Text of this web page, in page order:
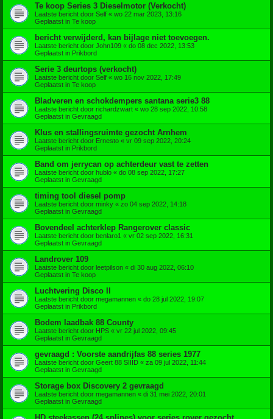
Te koop Series 3 Dieselmotor (Verkocht)
Laatste bericht door Self « wo 22 mar 2023, 13:16
Geplaatst in Te koop
bericht verwijderd, kan bijlage niet toevoegen.
Laatste bericht door John109 « do 08 dec 2022, 13:53
Geplaatst in Prikbord
Serie 3 deurtops (verkocht)
Laatste bericht door Self « wo 16 nov 2022, 17:49
Geplaatst in Te koop
Bladveren en schokdempers santana serie3 88
Laatste bericht door richardzwart « wo 28 sep 2022, 10:58
Geplaatst in Gevraagd
Klus en stallingsruimte gezocht Arnhem
Laatste bericht door Ernesto « vr 09 sep 2022, 20:24
Geplaatst in Prikbord
Band om jerrycan op achterdeur vast te zetten
Laatste bericht door hublo « do 08 sep 2022, 17:27
Geplaatst in Gevraagd
timing tool diesel pomp
Laatste bericht door minky « zo 04 sep 2022, 14:18
Geplaatst in Gevraagd
Bovendeel achterklep Rangerover classic
Laatste bericht door benlaro1 « vr 02 sep 2022, 16:31
Geplaatst in Gevraagd
Landrover 109
Laatste bericht door leetpilson « di 30 aug 2022, 06:10
Geplaatst in Te koop
Luchtvering Disco II
Laatste bericht door megamannen « do 28 jul 2022, 19:07
Geplaatst in Prikbord
Bodem laadbak 88 County
Laatste bericht door HPS « vr 22 jul 2022, 09:45
Geplaatst in Gevraagd
gevraagd : Voorste aandrijfas 88 series 1977
Laatste bericht door Geert 88 SIIID « za 09 jul 2022, 11:44
Geplaatst in Gevraagd
Storage box Discovery 2 gevraagd
Laatste bericht door megamannen « di 31 mei 2022, 20:01
Geplaatst in Gevraagd
HD steekassen (24 splines) voor series rover gezocht.